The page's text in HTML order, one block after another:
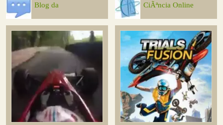
Blog da CiÃªncia Online